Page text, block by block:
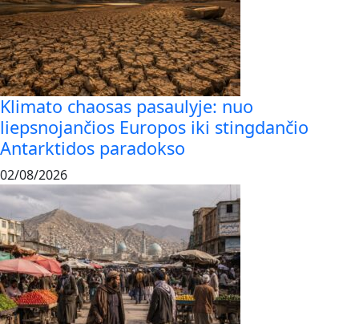
Klimato chaosas pasaulyje: nuo
liepsnojančios Europos iki stingdančio
Antarktidos paradokso
02/08/2026